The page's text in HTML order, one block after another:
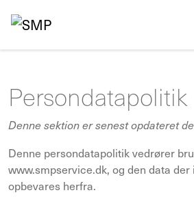
Persondatapolitik
Denne sektion er senest opdateret
Denne persondatapolitik vedrører
www.smpservice.dk, og den data der
opbevares herfra.